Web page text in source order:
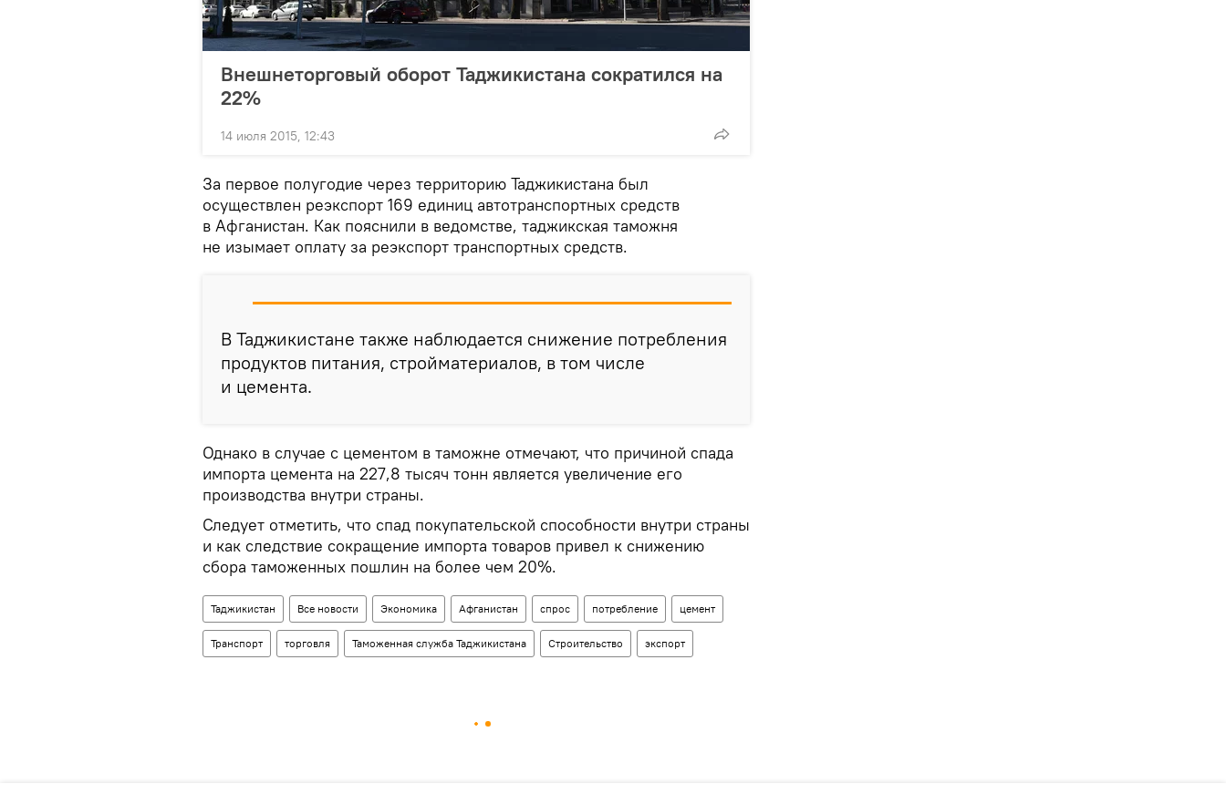
Внешнеторговый оборот Таджикистана сократился на
22%
14 июля 2015, 12:43
За первое полугодие через территорию Таджикистана был
осуществлен реэкспорт 169 единиц автотранспортных средств
в Афганистан. Как пояснили в ведомстве, таджикская таможня
не изымает оплату за реэкспорт транспортных средств.
В Таджикистане также наблюдается снижение потребления
продуктов питания, стройматериалов, в том числе
и цемента.
Однако в случае с цементом в таможне отмечают, что причиной спада
импорта цемента на 227,8 тысяч тонн является увеличение его
производства внутри страны.
Следует отметить, что спад покупательской способности внутри страны
и как следствие сокращение импорта товаров привел к снижению
сбора таможенных пошлин на более чем 20%.
Таджикистан Все новости Экономика Афганистан спрос потребление цемент
Транспорт торговля Таможенная служба Таджикистана Строительство экспорт